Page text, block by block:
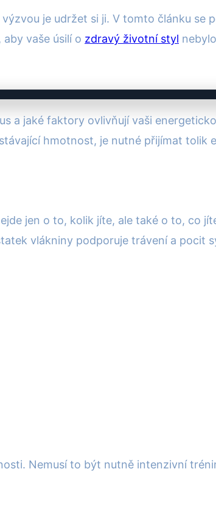
je udržet si ji. V tomto článku se
vaše úsilí o zdravý životní styl
a jaké faktory ovlivňují vaši
hmotnost, je nutné přijímat tolik
jen o to, kolik jíte, ale také o to, co
vlákniny podporuje trávení a pocit
Nemusí to být nutně intenzivní